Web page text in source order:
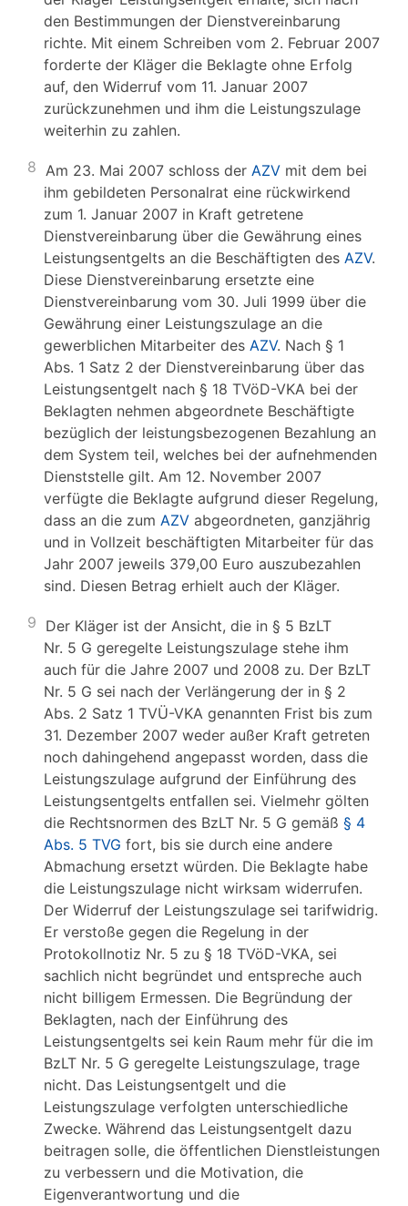
den Bestimmungen der Dienstvereinbarung
richte. Mit einem Schreiben vom 2. Februar 2007
forderte der Kläger die Beklagte ohne Erfolg
auf, den Widerruf vom 11. Januar 2007
zurückzunehmen und ihm die Leistungszulage
weiterhin zu zahlen.
8 Am 23. Mai 2007 schloss der AZV mit dem bei
ihm gebildeten Personalrat eine rückwirkend
zum 1. Januar 2007 in Kraft getretene
Dienstvereinbarung über die Gewährung eines
Leistungsentgelts an die Beschäftigten des AZV.
Diese Dienstvereinbarung ersetzte eine
Dienstvereinbarung vom 30. Juli 1999 über die
Gewährung einer Leistungszulage an die
gewerblichen Mitarbeiter des AZV. Nach § 1
Abs. 1 Satz 2 der Dienstvereinbarung über das
Leistungsentgelt nach § 18 TVöD-VKA bei der
Beklagten nehmen abgeordnete Beschäftigte
bezüglich der leistungsbezogenen Bezahlung an
dem System teil, welches bei der aufnehmenden
Dienststelle gilt. Am 12. November 2007
verfügte die Beklagte aufgrund dieser Regelung,
dass an die zum AZV abgeordneten, ganzjährig
und in Vollzeit beschäftigten Mitarbeiter für das
Jahr 2007 jeweils 379,00 Euro auszubezahlen
sind. Diesen Betrag erhielt auch der Kläger.
9 Der Kläger ist der Ansicht, die in § 5 BzLT
Nr. 5 G geregelte Leistungszulage stehe ihm
auch für die Jahre 2007 und 2008 zu. Der BzLT
Nr. 5 G sei nach der Verlängerung der in § 2
Abs. 2 Satz 1 TVÜ-VKA genannten Frist bis zum
31. Dezember 2007 weder außer Kraft getreten
noch dahingehend angepasst worden, dass die
Leistungszulage aufgrund der Einführung des
Leistungsentgelts entfallen sei. Vielmehr gölten
die Rechtsnormen des BzLT Nr. 5 G gemäß § 4
Abs. 5 TVG fort, bis sie durch eine andere
Abmachung ersetzt würden. Die Beklagte habe
die Leistungszulage nicht wirksam widerrufen.
Der Widerruf der Leistungszulage sei tarifwidrig.
Er verstoße gegen die Regelung in der
Protokollnotiz Nr. 5 zu § 18 TVöD-VKA, sei
sachlich nicht begründet und entspreche auch
nicht billigem Ermessen. Die Begründung der
Beklagten, nach der Einführung des
Leistungsentgelts sei kein Raum mehr für die im
BzLT Nr. 5 G geregelte Leistungszulage, trage
nicht. Das Leistungsentgelt und die
Leistungszulage verfolgten unterschiedliche
Zwecke. Während das Leistungsentgelt dazu
beitragen solle, die öffentlichen Dienstleistungen
zu verbessern und die Motivation, die
Eigenverantwortung und die